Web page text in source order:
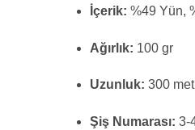
İçerik: %49 Yün,
Ağırlık: 100 gr
Uzunluk: 300
Şiş Numarası: 3-